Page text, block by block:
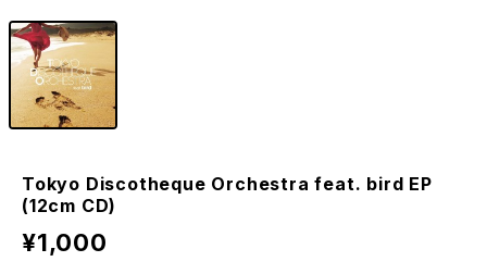
Tokyo Discotheque Orchestra feat. bird EP
(12cm CD)
¥1,000